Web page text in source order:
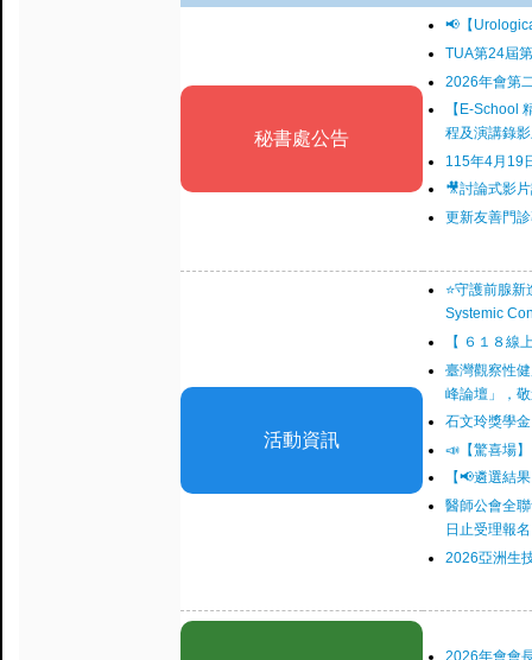
秘書處公告
📢【
TUA第24屆
2026年會第
【E-School
程及演講錄
115年4月19
🎥討論式影
更新友善門
活動資訊
⭐️守護前腺
Systemic
【 ６１８線
臺灣觀察性
峰論壇」，
石文玲獎學
📣【驚喜場
【📢遴選結
醫師公會全
日止受理報
2026亞洲生